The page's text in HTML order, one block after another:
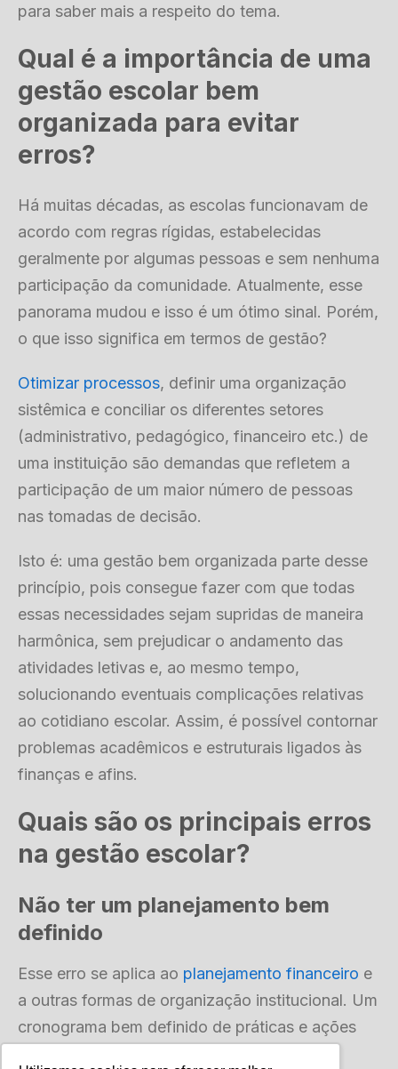
para saber mais a respeito do tema.
Qual é a importância de uma
gestão escolar bem
organizada para evitar
erros?
Há muitas décadas, as escolas funcionavam de
acordo com regras rígidas, estabelecidas
geralmente por algumas pessoas e sem nenhuma
participação da comunidade. Atualmente, esse
panorama mudou e isso é um ótimo sinal. Porém,
o que isso significa em termos de gestão?
Otimizar processos, definir uma organização
sistêmica e conciliar os diferentes setores
(administrativo, pedagógico, financeiro etc.) de
uma instituição são demandas que refletem a
participação de um maior número de pessoas
nas tomadas de decisão.
Isto é: uma gestão bem organizada parte desse
princípio, pois consegue fazer com que todas
essas necessidades sejam supridas de maneira
harmônica, sem prejudicar o andamento das
atividades letivas e, ao mesmo tempo,
solucionando eventuais complicações relativas
ao cotidiano escolar. Assim, é possível contornar
problemas acadêmicos e estruturais ligados às
finanças e afins.
Quais são os principais erros
na gestão escolar?
Não ter um planejamento bem
definido
Esse erro se aplica ao planejamento financeiro e
a outras formas de organização institucional. Um
cronograma bem definido de práticas e ações